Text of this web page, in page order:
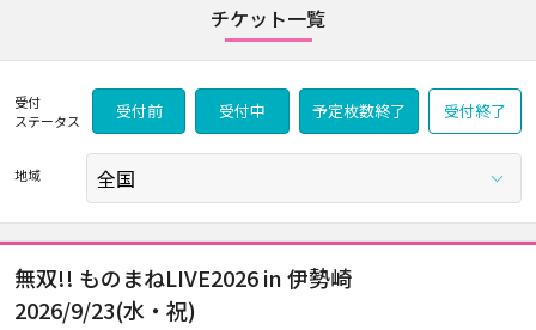
チケット一覧
受付
ステータス
受付前 受付中 予定枚数終了 受付終了
地域
無双!! ものまねLIVE2026 in 伊勢崎
2026/9/23(水・祝)